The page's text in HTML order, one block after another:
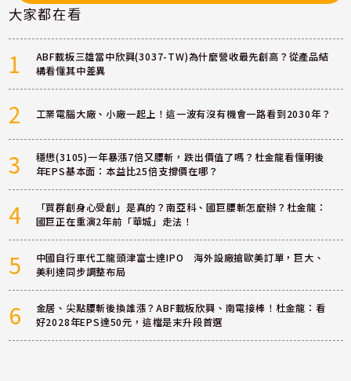
大家都在看
1
ABF載板三雄當中欣興(3037-TW)為什麼營收最先創高？從產品結
構看懂其中差異
2 工業電腦大廠、小廠一起上！這一波有沒有機會一路看到2030年？
3
穩懋(3105)一年暴漲7倍又腰斬，跌出價值了嗎？杜金龍看懂明後
年EPS基本面：本益比25倍支撐價在哪？
4
「買群創身心受創」是真的？南亞科、國巨腰斬怎麼辦？杜金龍：
國巨正在重演2年前「華城」走法！
5
中國自行車代工龍頭津富士達IPO 海外設廠搶歐美訂單，巨大、
美利達同步調整布局
6
金居、尖點腰斬後換誰漲？ABF載板欣興、南電接棒！杜金龍：看
好2028年EPS達50元，這檔是末升段首選